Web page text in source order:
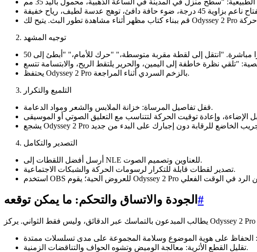
توجيه المشهد
يحتفظ Odyssey 2 Pro بالزخم السردي أثناء المراجعة.
التلميع والتكرار
قفل تفاصيل المرساة: خزانة الملابس والشعر ومواد الدعامة.
التصدير والتكامل
أرسل أفضل اللقطات إلى NLE للعناوين وتصميم الصوت.
تصدير لقطات قابلة للتكرار لرسومات الحركة والشبكات الاجتماعية.
الجودة والاتساق والتحكم: ما يمكن توقعه #
تقليل القطع الأثرية: معالجة الوميض وتشوه الحواف والتناقضات الزمنية.